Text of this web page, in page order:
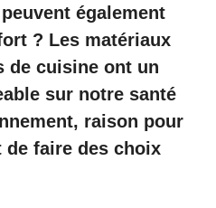
également
? Les matériaux
de cuisine ont un
sur notre santé
raison pour
de faire des choix